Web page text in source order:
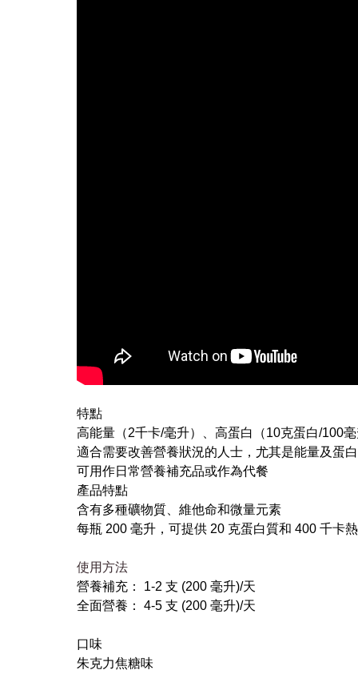
特點
高能量（2千卡/毫升）、高蛋白（10克蛋白/100
適合需要改善營養狀況的人士，尤其是能量及蛋
可用作日常營養補充品或作為代餐
產品特點
含有多種礦物質、維他命和微量元素
每瓶 200 毫升，可提供 20 克蛋白質和 400 千卡
使用方法
營養補充： 1-2 支 (200 毫升)/天
全面營養： 4-5 支 (200 毫升)/天
口味
朱克力焦糖味